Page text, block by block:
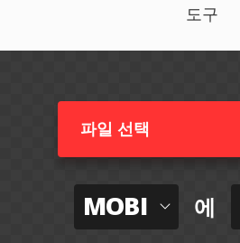
도구
파일 선택
MOBI 에